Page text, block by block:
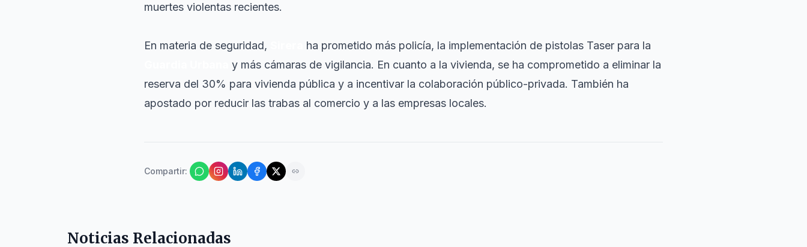
muertes violentas recientes.
En materia de seguridad,
ha prometido más policía, la implementación de pistolas Taser para la
y más cámaras de vigilancia. En cuanto a la vivienda, se ha comprometido a eliminar la
reserva del 30% para vivienda pública y a incentivar la colaboración público-privada. También ha
apostado por reducir las trabas al comercio y a las empresas locales.
Compartir:
Noticias Relacionadas